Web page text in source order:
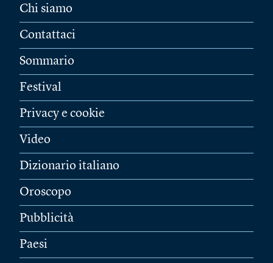
Chi siamo
Contattaci
Sommario
Festival
Privacy e cookie
Video
Dizionario italiano
Oroscopo
Pubblicità
Paesi